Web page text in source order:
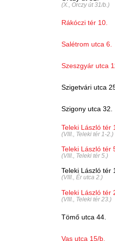
(X., Orczy út 31/b.)
Rákóczi tér 10.
Salétrom utca 6.
Szeszgyár utca
Szigetvári utca
Szigony utca 32.
Teleki László tér
(VIII., Teleki tér 1-2.)
Teleki László tér
(VIII., Teleki tér 5.)
Teleki László tér
(VIII., Ér utca 2.)
Teleki László tér
(VIII., Teleki tér 23.)
Tömő utca 44.
Vas utca 15/b.